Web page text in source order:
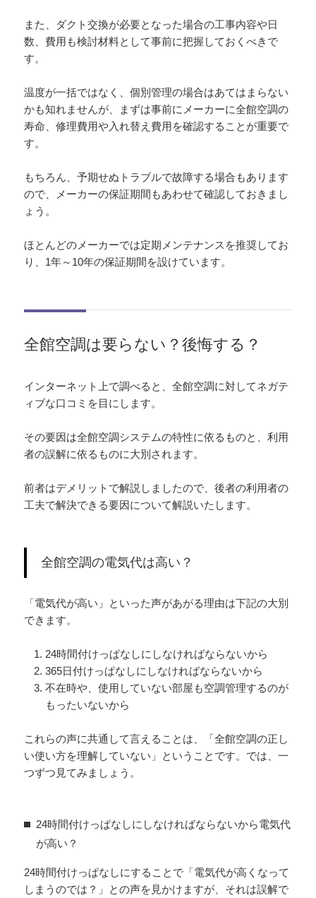
また、ダクト交換が必要となった場合の工事内容や日
数、費用も検討材料として事前に把握しておくべきで
す。
温度が一括ではなく、個別管理の場合はあてはまらない
かも知れませんが、まずは事前にメーカーに全館空調の
寿命、修理費用や入れ替え費用を確認することが重要で
す。
もちろん、予期せぬトラブルで故障する場合もあります
ので、メーカーの保証期間もあわせて確認しておきまし
ょう。
ほとんどのメーカーでは定期メンテナンスを推奨してお
り、1年～10年の保証期間を設けています。
全館空調は要らない？後悔する？
インターネット上で調べると、全館空調に対してネガテ
ィブな口コミを目にします。
その要因は全館空調システムの特性に依るものと、利用
者の誤解に依るものに大別されます。
前者はデメリットで解説しましたので、後者の利用者の
工夫で解決できる要因について解説いたします。
全館空調の電気代は高い？
「電気代が高い」といった声があがる理由は下記の大別
できます。
24時間付けっぱなしにしなければならないから
365日付けっぱなしにしなければならないから
不在時や、使用していない部屋も空調管理するのが
もったいないから
これらの声に共通して言えることは、「全館空調の正し
い使い方を理解していない」ということです。では、一
つずつ見てみましょう。
24時間付けっぱなしにしなければならないから電気代
が高い？
24時間付けっぱなしにすることで「電気代が高くなって
しまうのでは？」との声を見かけますが、それは誤解で